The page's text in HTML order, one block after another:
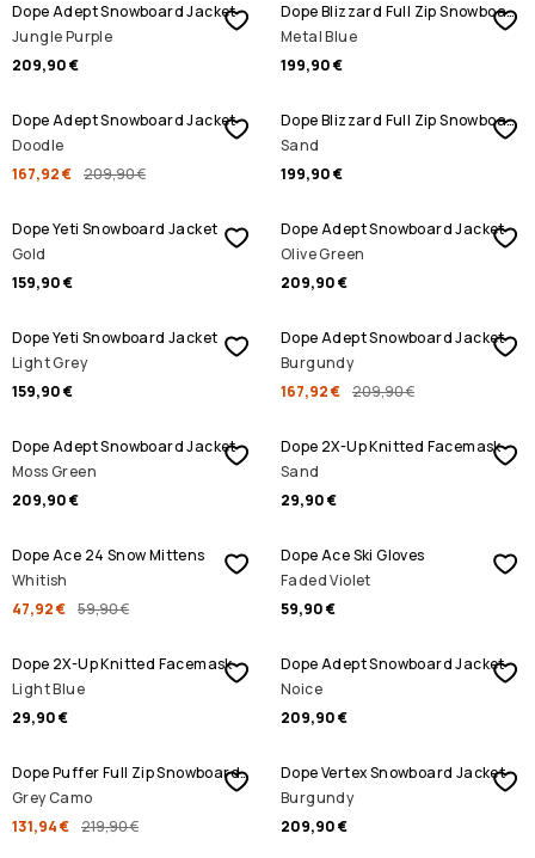
Dope Adept Snowboard Jacket
Jungle Purple
209,90 €
Dope Blizzard Full Zip Snowboard Jacket
Metal Blue
199,90 €
ALENNUSMYYNTI
Dope Adept Snowboard Jacket
Doodle
167,92 € 209,90 €
Dope Blizzard Full Zip Snowboard Jacket
Sand
199,90 €
Dope Yeti Snowboard Jacket
Gold
159,90 €
Dope Adept Snowboard Jacket
Olive Green
209,90 €
Dope Yeti Snowboard Jacket
Light Grey
159,90 €
ALENNUSMYYNTI
Dope Adept Snowboard Jacket
Burgundy
167,92 € 209,90 €
Dope Adept Snowboard Jacket
Moss Green
209,90 €
Dope 2X-Up Knitted Facemask
Sand
29,90 €
ALENNUSMYYNTI
Dope Ace 24 Snow Mittens
Whitish
47,92 € 59,90 €
Dope Ace Ski Gloves
Faded Violet
59,90 €
Dope 2X-Up Knitted Facemask
Light Blue
29,90 €
Dope Adept Snowboard Jacket
Noice
209,90 €
ALENNUSMYYNTI
Dope Puffer Full Zip Snowboard Jacket
Grey Camo
131,94 € 219,90 €
Dope Vertex Snowboard Jacket
Burgundy
209,90 €